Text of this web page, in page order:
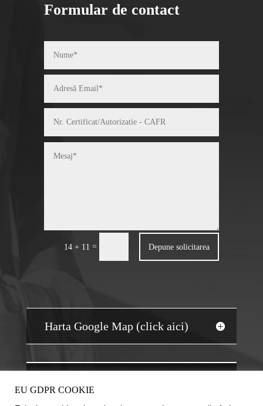
Formular de contact
14 + 11 = Depune solicitarea
Harta Google Map (click aici)
EU GDPR COOKIE